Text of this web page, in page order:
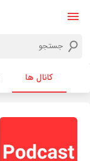
کانال ها